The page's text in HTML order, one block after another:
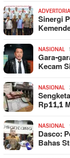
Sinergi
NASIONAL
Gara-
Kecam
NASIONAL
Rp11,1
NASIONAL
Dasco:
Bahas